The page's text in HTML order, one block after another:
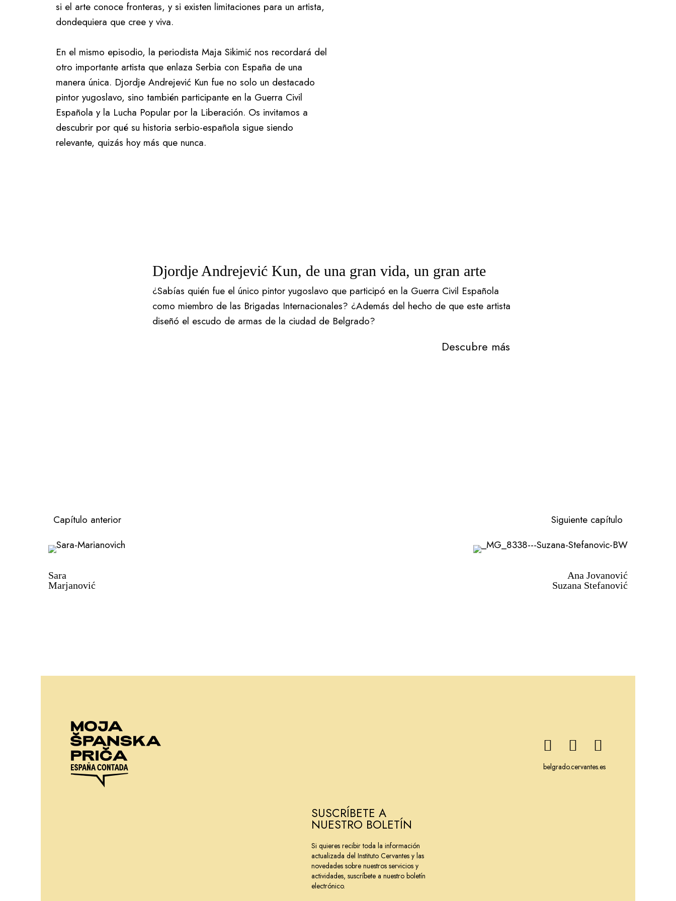
si el arte conoce fronteras, y si existen limitaciones para un artista,
dondequiera que cree y viva.
En el mismo episodio, la periodista Maja Sikimić nos recordará del
otro importante artista que enlaza Serbia con España de una
manera única. Djordje Andrejević Kun fue no solo un destacado
pintor yugoslavo, sino también participante en la Guerra Civil
Española y la Lucha Popular por la Liberación. Os invitamos a
descubrir por qué su historia serbio-española sigue siendo
relevante, quizás hoy más que nunca.
Djordje Andrejević Kun, de una gran vida, un gran arte
¿Sabías quién fue el único pintor yugoslavo que participó en la Guerra Civil Española
como miembro de las Brigadas Internacionales? ¿Además del hecho de que este artista
diseñó el escudo de armas de la ciudad de Belgrado?
Descubre más
Capítulo anterior
Sara
Marjanović
Siguiente capítulo
Ana Jovanović
Suzana Stefanović
belgrado.cervantes.es
SUSCRÍBETE A
NUESTRO BOLETÍN
Si quieres recibir toda la información
actualizada del Instituto Cervantes y las
novedades sobre nuestros servicios y
actividades, suscríbete a nuestro boletín
electrónico.